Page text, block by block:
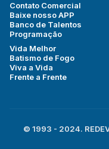
Contato Comercial
Baixe nosso APP
Banco de Talentos
Programação
Vida Melhor
Batismo de Fogo
Viva a Vida
Frente a Frente
© 1993 - 2024.